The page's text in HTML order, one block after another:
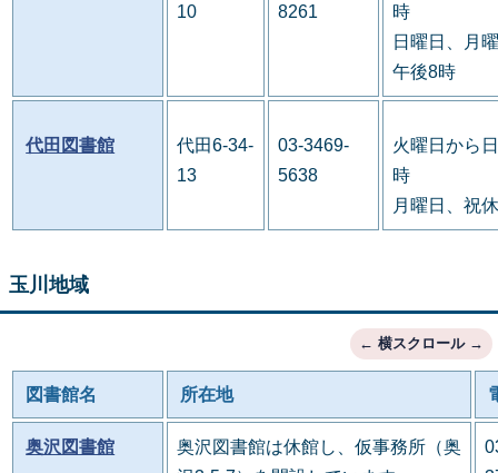
10
8261
時
日曜日、月
午後8時
代田図書館
代田6-34-
13
03-3469-
5638
火曜日から
時
月曜日、祝
玉川地域
図書館名 所在地
奥沢図書館
奥沢図書館は休館し、仮事務所（奥